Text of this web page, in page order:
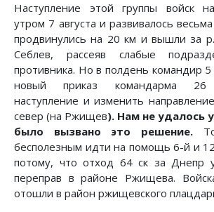
Наступление этой группы войск
утром 7 августа и развивалось
продвину­лись на 20 км и вышли за
Себлев, рассеяв слабые
противника. Но в полдень ко­мандир 5
новый приказ командарма 26
наступление и изменить
север (на Ржищев). Нам не удалось
бы­ло вызвано это решение.
бесполезным идти на помощь 6-й и
потому, что отход 64 ск за Днепр
переправ в районе Ржищева.
отошли в район ржищевского